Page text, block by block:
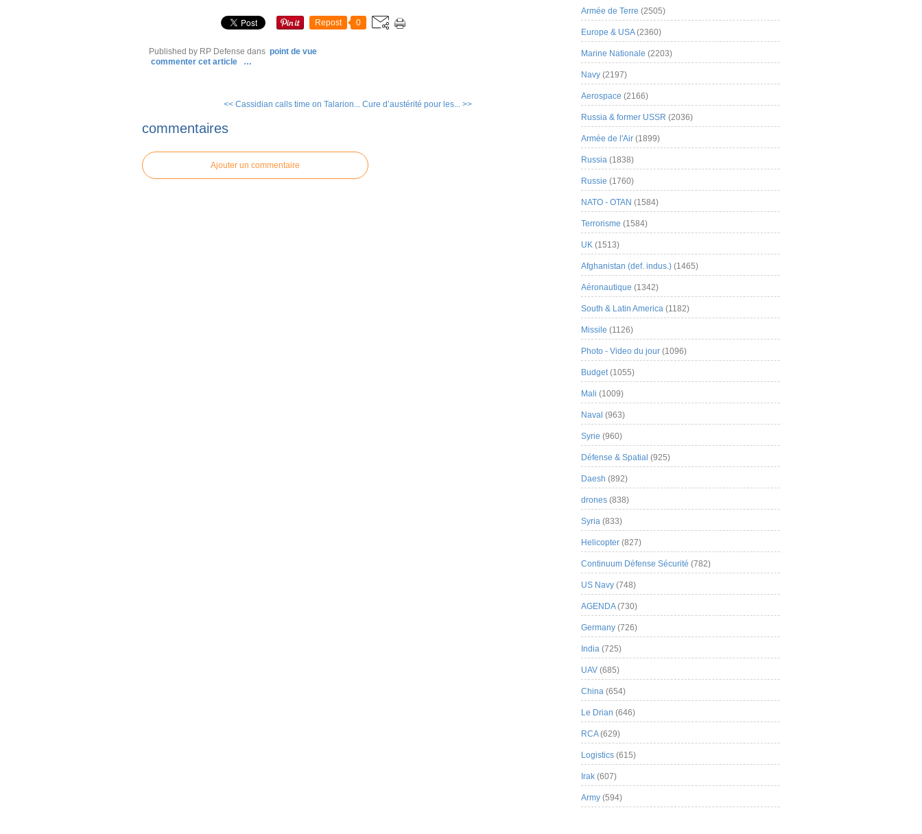
Repost 0
Published by RP Defense dans point de vue
commenter cet article
…
<< Cassidian calls time on Talarion... Cure d’austérité pour les... >>
commentaires
Ajouter un commentaire
Armée de Terre (2505)
Europe & USA(2360)
Marine Nationale (2203)
Navy (2197)
Aerospace (2166)
Russia & former USSR (2036)
Armée de l'Air (1899)
Russia (1838)
Russie (1760)
NATO - OTAN (1584)
Terrorisme (1584)
UK (1513)
Afghanistan (def. indus.) (1465)
Aéronautique (1342)
South & Latin America (1182)
Missile (1126)
Photo - Video du jour (1096)
Budget(1055)
Mali (1009)
Naval (963)
Syrie (960)
Défense & Spatial (925)
Daesh (892)
drones (838)
Syria (833)
Helicopter (827)
Continuum Défense Sécurité (782)
US Navy (748)
AGENDA(730)
Germany (726)
India (725)
UAV (685)
China (654)
Le Drian (646)
RCA(629)
Logistics (615)
Irak (607)
Army (594)